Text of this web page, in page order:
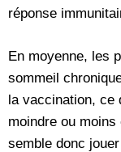
réponse
En moyenne, les
sommeil
la vaccination, ce
moindre ou
semble donc